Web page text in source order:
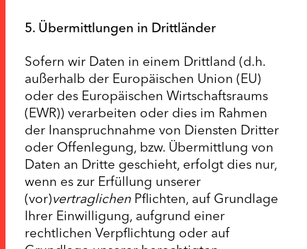
5. Übermittlungen in Drittländer
Sofern wir Daten in einem Drittland (d.h.
außerhalb der Europäischen Union (EU)
oder des Europäischen Wirtschaftsraums
(EWR)) verarbeiten oder dies im Rahmen
der Inanspruchnahme von Diensten Dritter
oder Offenlegung, bzw. Übermittlung von
Daten an Dritte geschieht, erfolgt dies nur,
wenn es zur Erfüllung unserer
(vor)vertraglichen Pflichten, auf Grundlage
Ihrer Einwilligung, aufgrund einer
rechtlichen Verpflichtung oder auf